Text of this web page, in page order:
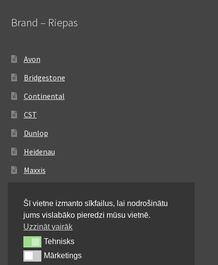
Brand – Riepas
Avon
Bridgestone
Continental
CST
Dunlop
Heidenau
Maxxis
Michelin
Mitas
Pirelli
Shinko
Šī vietne izmanto sīkfailus, lai nodrošinātu
jums vislabāko pieredzi mūsu vietnē.
Uzzināt vairāk
TehnisksTehnisks
MārketingsMārketings